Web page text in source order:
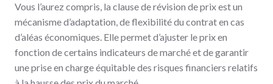
Vous l’aurez compris, la clause de révision de prix est un
mécanisme d’adaptation, de flexibilité du contrat en cas
d’aléas économiques. Elle permet d’ajuster le prix en
fonction de certains indicateurs de marché et de garantir
une prise en charge équitable des risques financiers relatifs